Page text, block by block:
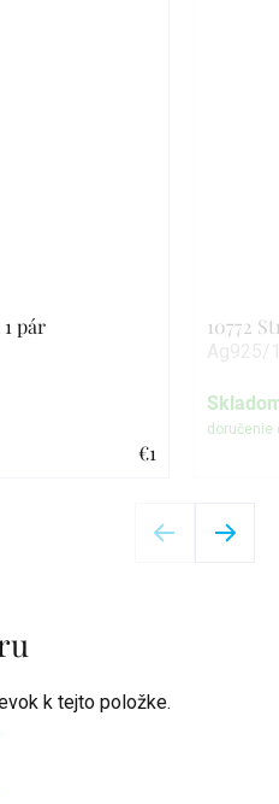
pár
€1
10772
k tejto položke.